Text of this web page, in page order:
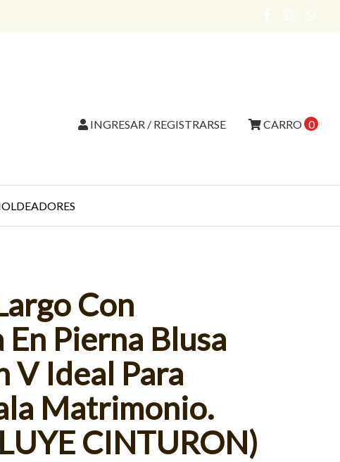
CARRO 0
INGRESAR / REGISTRARSE
Con
Pierna Blusa
V Ideal Para
Matrimonio.
CINTURON)